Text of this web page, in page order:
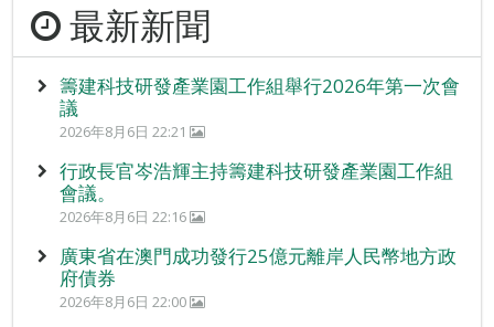
最新新聞
籌建科技研發產業園工作組舉行2026年第一次會
議
2026年8月6日 22:21
行政長官岑浩輝主持籌建科技研發產業園工作組
會議。
2026年8月6日 22:16
廣東省在澳門成功發行25億元離岸人民幣地方政
府債券
2026年8月6日 22:00